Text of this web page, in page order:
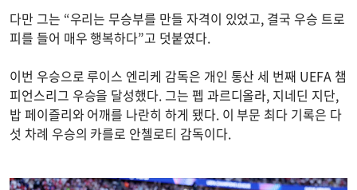
다만 그는 “우리는 무승부를 만들 자격이 있었고, 결국 우승 트로
피를 들어 매우 행복하다”고 덧붙였다.
이번 우승으로 루이스 엔리케 감독은 개인 통산 세 번째 UEFA 챔
피언스리그 우승을 달성했다. 그는 펩 과르디올라, 지네딘 지단,
밥 페이즐리와 어깨를 나란히 하게 됐다. 이 부문 최다 기록은 다
섯 차례 우승의 카를로 안첼로티 감독이다.